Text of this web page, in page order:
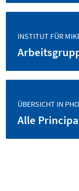
INSTITUT FÜR
ÜBERSICHT IN
Alle